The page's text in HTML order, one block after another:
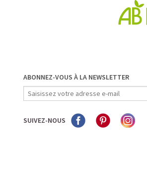
ABONNEZ-VOUS À LA NEWSLETTER
SUIVEZ-NOUS